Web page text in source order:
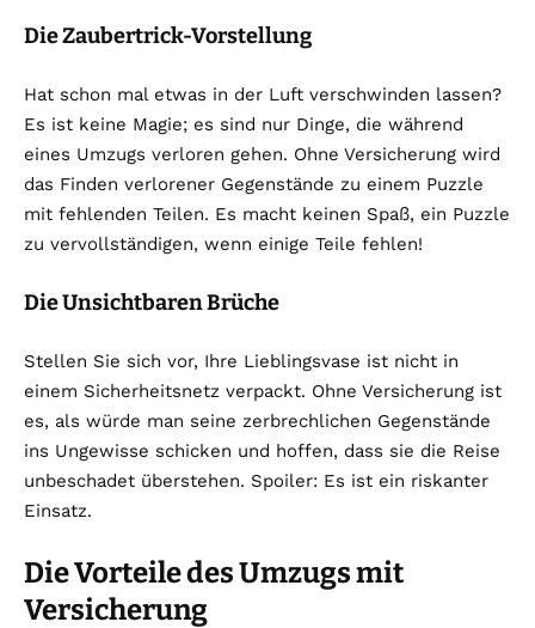
Die Zaubertrick-Vorstellung
Hat schon mal etwas in der Luft verschwinden lassen?
Es ist keine Magie; es sind nur Dinge, die während
eines Umzugs verloren gehen. Ohne Versicherung wird
das Finden verlorener Gegenstände zu einem Puzzle
mit fehlenden Teilen. Es macht keinen Spaß, ein Puzzle
zu vervollständigen, wenn einige Teile fehlen!
Die Unsichtbaren Brüche
Stellen Sie sich vor, Ihre Lieblingsvase ist nicht in
einem Sicherheitsnetz verpackt. Ohne Versicherung ist
es, als würde man seine zerbrechlichen Gegenstände
ins Ungewisse schicken und hoffen, dass sie die Reise
unbeschadet überstehen. Spoiler: Es ist ein riskanter
Einsatz.
Die Vorteile des Umzugs mit
Versicherung